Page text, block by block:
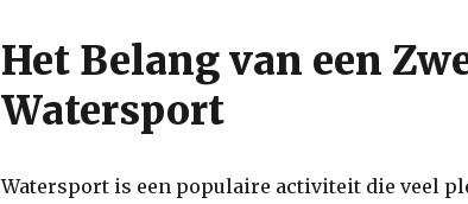
Het Belang van een
Watersport
Watersport is een populaire activiteit die veel